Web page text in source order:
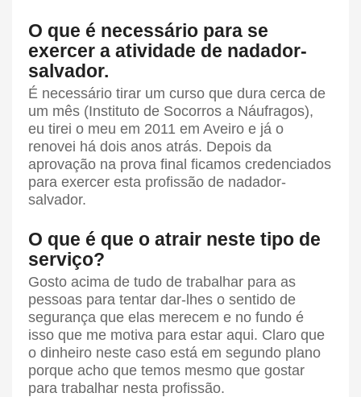
O que é necessário para se
exercer a atividade de nadador-
salvador.
É necessário tirar um curso que dura cerca de
um mês (Instituto de Socorros a Náufragos),
eu tirei o meu em 2011 em Aveiro e já o
renovei há dois anos atrás. Depois da
aprovação na prova final ficamos credenciados
para exercer esta profissão de nadador-
salvador.
O que é que o atrair neste tipo de
serviço?
Gosto acima de tudo de trabalhar para as
pessoas para tentar dar-lhes o sentido de
segurança que elas merecem e no fundo é
isso que me motiva para estar aqui. Claro que
o dinheiro neste caso está em segundo plano
porque acho que temos mesmo que gostar
para trabalhar nesta profissão.